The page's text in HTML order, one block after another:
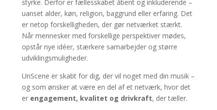
styrke. Derfor er fællesskabet åbent og inkluderende –
uanset alder, køn, religion, baggrund eller erfaring. Det
er netop forskelligheden, der gør netværket stærkt.
Når mennesker med forskellige perspektiver mødes,
opstår nye idéer, stærkere samarbejder og større
udviklingsmuligheder.
UnScene er skabt for dig, der vil noget med din musik –
og som ønsker at være en del af et netværk, hvor det
er engagement, kvalitet og drivkraft, der tæller.